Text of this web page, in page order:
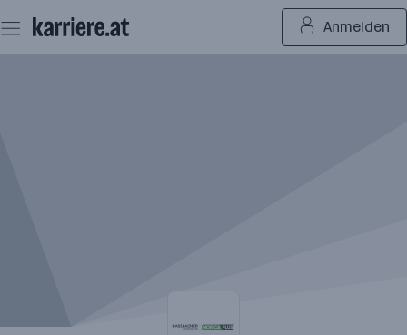
Seiteninhalt
springen
Anmelden